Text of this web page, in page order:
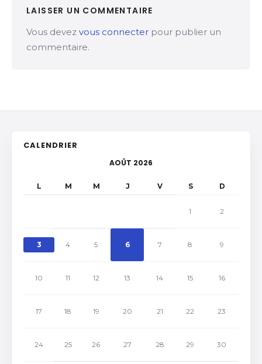
LAISSER UN COMMENTAIRE
Vous devez vous connecter pour publier un
commentaire.
CALENDRIER
AOÛT 2026
L M M J V S D
1 2
3 4 5 6 7 8 9
10 11 12 13 14 15 16
17 18 19 20 21 22 23
24 25 26 27 28 29 30